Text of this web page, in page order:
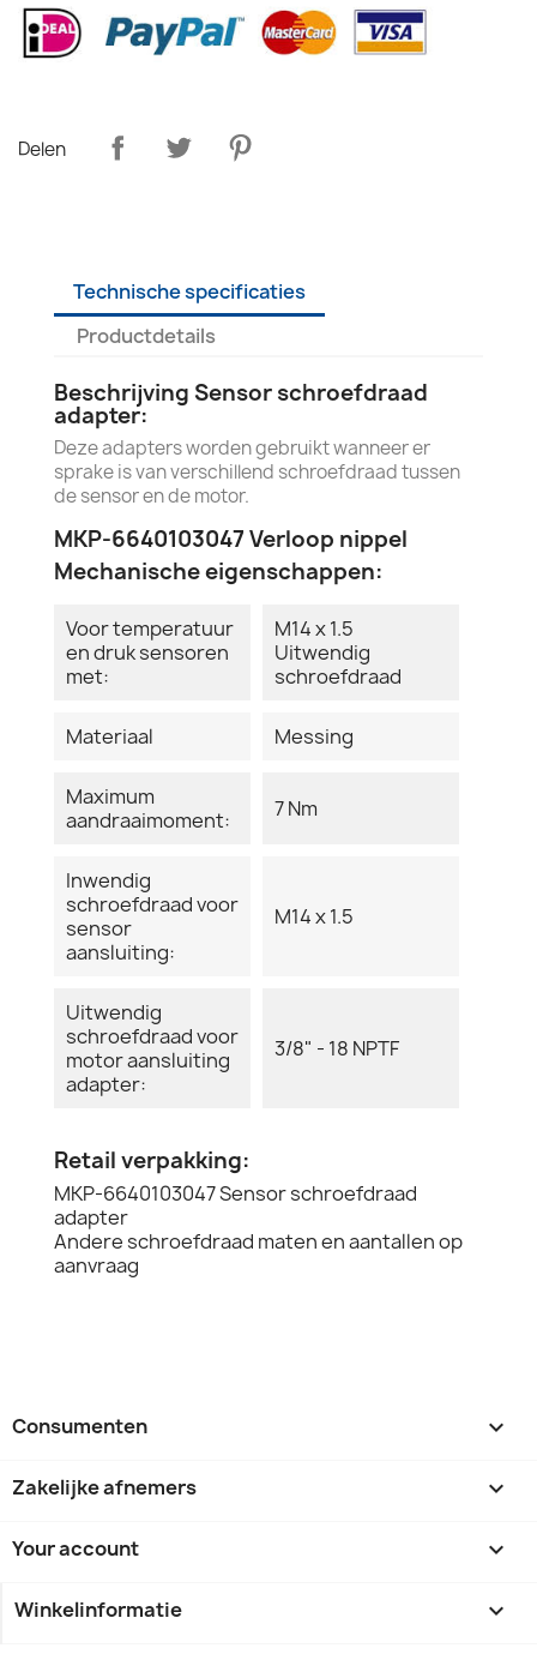
Delen
Technische specificaties
Productdetails
Beschrijving Sensor schroefdraad
adapter:
Deze adapters worden gebruikt wanneer er
sprake is van verschillend schroefdraad tussen
de sensor en de motor.
MKP-6640103047 Verloop nippel
Mechanische eigenschappen:
Voor temperatuur
en druk sensoren
met:
M14 x 1.5
Uitwendig
schroefdraad
Materiaal Messing
Maximum
aandraaimoment:
7 Nm
Inwendig
schroefdraad voor
sensor
aansluiting:
M14 x 1.5
Uitwendig
schroefdraad voor
motor aansluiting
adapter:
3/8" - 18 NPTF
Retail verpakking:
MKP-6640103047 Sensor schroefdraad
adapter
Andere schroefdraad maten en aantallen op
aanvraag
Consumenten 
Zakelijke afnemers 
Your account 
Winkelinformatie keyboard_arrow_down